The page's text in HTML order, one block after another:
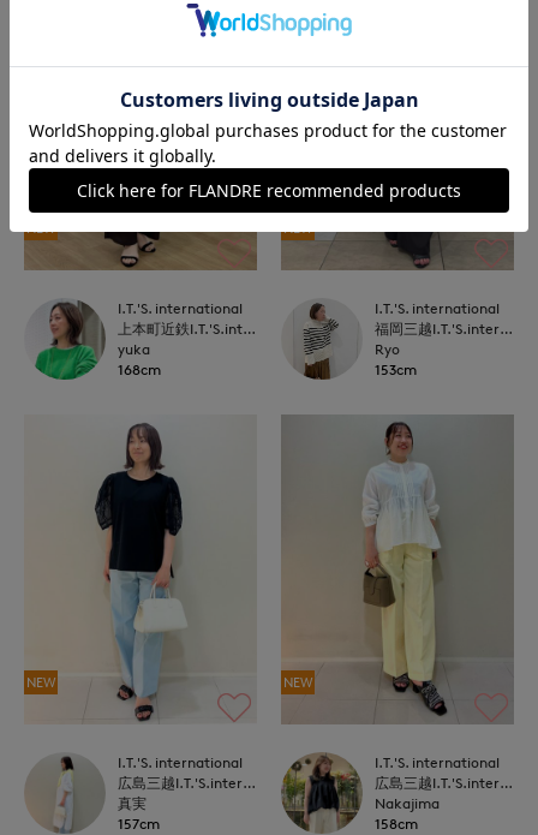
I.T.'S. international
上本町近鉄I.T.'S.international
yuka
168cm
I.T.'S. international
福岡三越I.T.'S.international
Ryo
153cm
NEW
I.T.'S. international
広島三越I.T.'S.international
真実
157cm
NEW
I.T.'S. international
広島三越I.T.'S.international
Nakajima
158cm